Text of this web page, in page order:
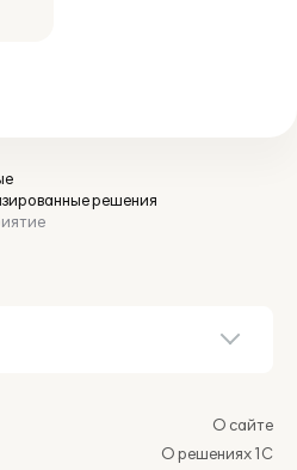
решения
О сайте
О решениях 1С